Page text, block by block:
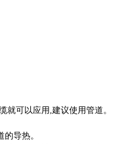
可以应用,建议使用管道。
导热。